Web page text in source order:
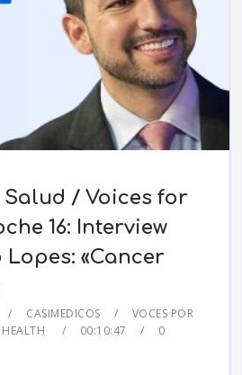
/ Voices for
16: Interview
«Cancer
CASIMEDICOS
VOCES POR
00:10:47
0